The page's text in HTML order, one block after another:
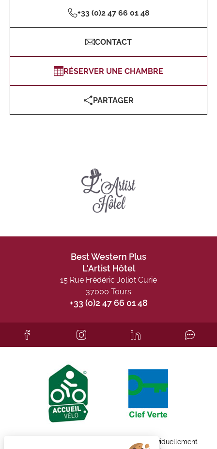
+33 (0)2 47 66 01 48
CONTACT
RÉSERVER UNE CHAMBRE
PARTAGER
Best Western Plus
L'Artist Hôtel
15 Rue Frédéric Joliot Curie
37000 Tours
+33 (0)2 47 66 01 48
Chaque établissement BWH Hotels est individuellement